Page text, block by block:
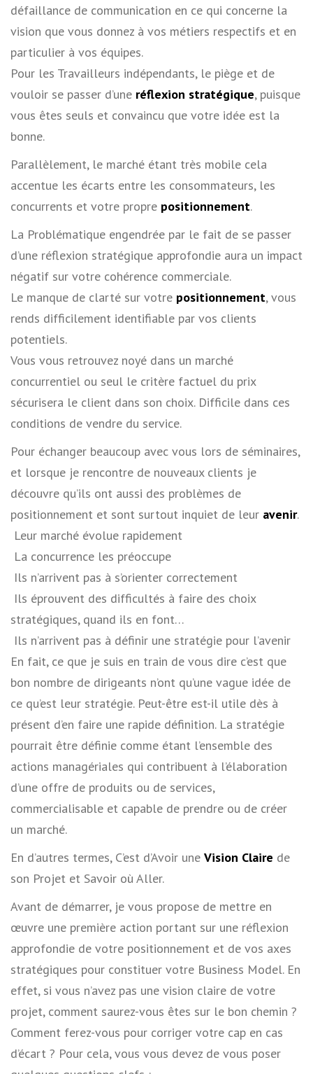
défaillance de communication en ce qui concerne la
vision que vous donnez à vos métiers respectifs et en
particulier à vos équipes.
Pour les Travailleurs indépendants, le piège et de
vouloir se passer d’une réflexion stratégique, puisque
vous êtes seuls et convaincu que votre idée est la
bonne.
Parallèlement, le marché étant très mobile cela
accentue les écarts entre les consommateurs, les
concurrents et votre propre positionnement.
La Problématique engendrée par le fait de se passer
d’une réflexion stratégique approfondie aura un impact
négatif sur votre cohérence commerciale.
Le manque de clarté sur votre positionnement, vous
rends difficilement identifiable par vos clients
potentiels.
Vous vous retrouvez noyé dans un marché
concurrentiel ou seul le critère factuel du prix
sécurisera le client dans son choix. Difficile dans ces
conditions de vendre du service.
Pour échanger beaucoup avec vous lors de séminaires,
et lorsque je rencontre de nouveaux clients je
découvre qu’ils ont aussi des problèmes de
positionnement et sont surtout inquiet de leur avenir.
­ Leur marché évolue rapidement
­ La concurrence les préoccupe
­ Ils n’arrivent pas à s’orienter correctement
­ Ils éprouvent des difficultés à faire des choix
stratégiques, quand ils en font…
­ Ils n’arrivent pas à définir une stratégie pour l’avenir
En fait, ce que je suis en train de vous dire c’est que
bon nombre de dirigeants n’ont qu’une vague idée de
ce qu’est leur stratégie. Peut-être est-il utile dès à
présent d’en faire une rapide définition. La stratégie
pourrait être définie comme étant l’ensemble des
actions managériales qui contribuent à l’élaboration
d’une offre de produits ou de services,
commercialisable et capable de prendre ou de créer
un marché.
En d’autres termes, C’est d’Avoir une Vision Claire de
son Projet et Savoir où Aller.
Avant de démarrer, je vous propose de mettre en
œuvre une première action portant sur une réflexion
approfondie de votre positionnement et de vos axes
stratégiques pour constituer votre Business Model. En
effet, si vous n’avez pas une vision claire de votre
projet, comment saurez-vous êtes sur le bon chemin ?
Comment ferez-vous pour corriger votre cap en cas
d’écart ? Pour cela, vous vous devez de vous poser